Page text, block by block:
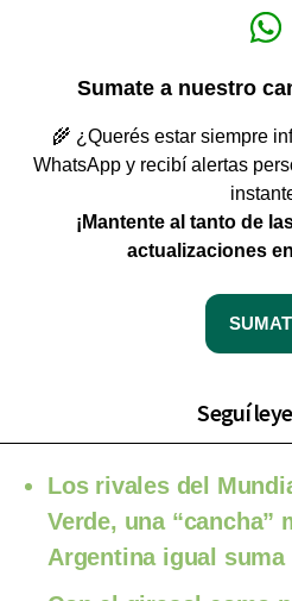
Sumate a nuestro
🌾 ¿Querés estar siempre
WhatsApp y recibí alertas
¡Mantente al tanto de
actualizaciones
Seguí
Los rivales del
Verde, una “cancha”
Argentina igual suma